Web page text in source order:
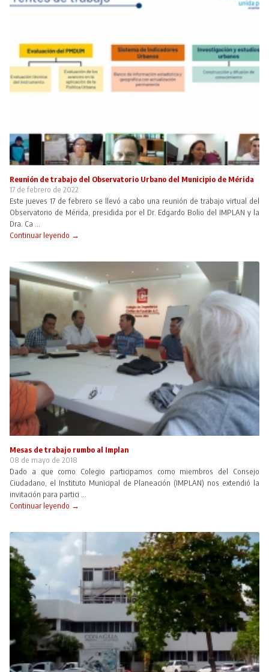
Reunión de trabajo del Observatorio Urbano del Municipio de Mérida
17 de febrero de 2022
Este jueves 17 de febrero se llevó a cabo una reunión de trabajo virtual del
Observatorio de Mérida, presidida por el Dr. Edgardo Bolio del IMPLAN y la
Dra. Ca ...
Continuar leyendo →
Mesas de trabajo rumbo al Implan
08 de mayo de 2018
Dado a que como Colegio participamos como miembros del Consejo
Ciudadano, el Instituto Municipal de Planeación (IMPLAN) nos extendió la
invitación para partici ...
Continuar leyendo →